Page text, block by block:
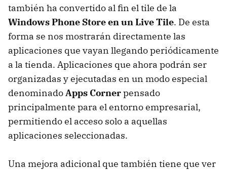
también ha convertido al fin el tile de la
Windows Phone Store en un Live Tile. De esta
forma se nos mostrarán directamente las
aplicaciones que vayan llegando periódicamente
a la tienda. Aplicaciones que ahora podrán ser
organizadas y ejecutadas en un modo especial
denominadoApps Cornerpensado
principalmente para el entorno empresarial,
permitiendo el acceso solo a aquellas
aplicaciones seleccionadas.
Una mejora adicional que también tiene que ver